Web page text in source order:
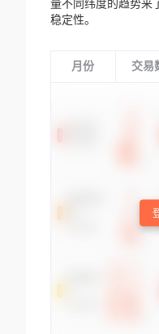
量不同纬度的趋势来
稳定性。
月份 交易